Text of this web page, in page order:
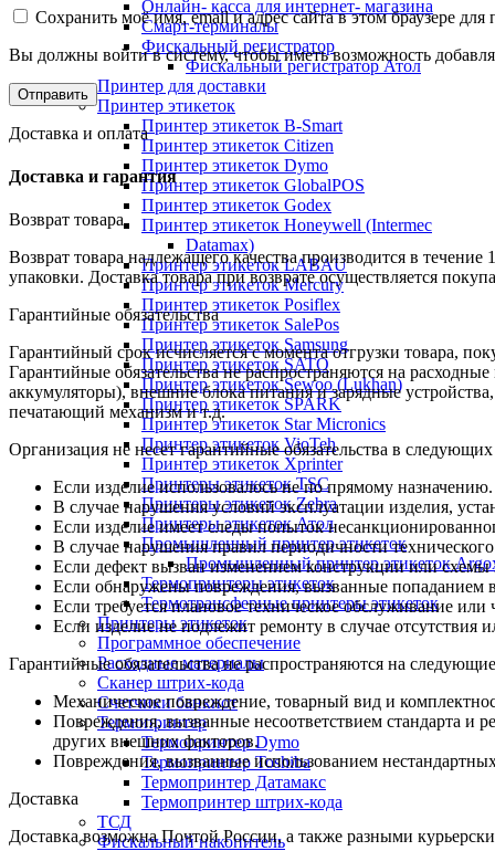
Онлайн- касса для интернет- магазина
Смарт-терминалы
Фискальный регистратор
Фискальный регистратор Атол
Принтер для доставки
Принтер этикеток
Принтер этикеток B-Smart
Принтер этикеток Citizen
Принтер этикеток Dymo
Принтер этикеток GlobalPOS
Принтер этикеток Godex
Принтер этикеток Honeywell (Intermec
Datamax)
Принтер этикеток LABAU
Принтер этикеток Mercury
Принтер этикеток Posiflex
Принтер этикеток SalePos
Принтер этикеток Samsung
Принтер этикеток SATO
Принтер этикеток Sewoo (Lukhan)
Принтер этикеток SPARK
Принтер этикеток Star Micronics
Принтер этикеток VioTeh
Принтер этикеток Xprinter
Принтеры этикеток TSC
Принтеры этикеток Zebra
Принтеры этикеток Атол
Промышленный принтер этикеток
Промышленный принтер этикеток
Термопринтеры этикеток
Термотрансферные принтеры этикеток
Принтеры этикеток
Программное обеспечение
Расходные материалы
Сканер штрих-кода
Счетчики банкнот
Термопринтер
Термопринтер Dymo
Термопринтер Toshiba
Термопринтер Датамакс
Термопринтер штрих-кода
ТСД
Фискальный накопитель
Сохранить моё имя, email и адрес сайта в этом браузере
Вы должны войти в систему, чтобы иметь возможность
Доставка и оплата
Доставка и гарантия
Возврат товара
Возврат товара надлежащего качества производится в
упаковки. Доставка товара при возврате осуществляется
Гарантийные обязательства
Гарантийный срок исчисляется с момента отгрузки товара,
Гарантийные обязательства не распространяются на
аккумуляторы), внешние блока питания и зарядные
печатающий механизм и т.д.
Организация не несет гарантийные обязательства в следующих
Если изделие использовалось не по прямому назначению.
В случае нарушения условий эксплуатации изделия,
Если изделие имеет следы попыток
В случае нарушения правил периодичности
Если дефект вызван изменением конструкции или
Если обнаружены повреждения, вызванные попаданием
Если требуется плановое техническое обслуживание или
Если изделие не подлежит ремонту в случае
Гарантийные обязательства не распространяются на
Механическое повреждение, товарный вид и
Повреждения, вызванные несоответствием стандарта и
других внешних факторов.
Повреждения, вызванные использованием
Доставка
Доставка возможна Почтой России, а также разными